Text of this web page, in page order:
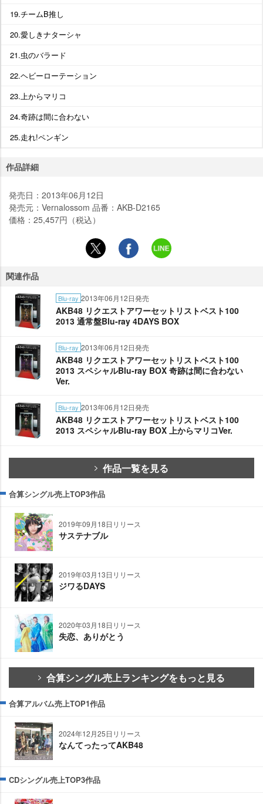
19.チームB推し
20.愛しきナターシャ
21.虫のバラード
22.ヘビーローテーション
23.上からマリコ
24.奇跡は間に合わない
25.走れ!ペンギン
作品詳細
発売日：2013年06月12日
発売元：Vernalossom 品番：AKB-D2165
価格：25,457円（税込）
関連作品
Blu-ray 2013年06月12日発売
AKB48 リクエストアワーセットリストベスト100
2013 通常盤Blu-ray 4DAYS BOX
Blu-ray 2013年06月12日発売
AKB48 リクエストアワーセットリストベスト100
2013 スペシャルBlu-ray BOX 奇跡は間に合わない
Ver.
Blu-ray 2013年06月12日発売
AKB48 リクエストアワーセットリストベスト100
2013 スペシャルBlu-ray BOX 上からマリコVer.
作品一覧を見る
合算シングル売上TOP3作品
2019年09月18日リリース
サステナブル
2019年03月13日リリース
ジワるDAYS
2020年03月18日リリース
失恋、ありがとう
合算シングル売上ランキングをもっと見る
合算アルバム売上TOP1作品
2024年12月25日リリース
なんてったってAKB48
CDシングル売上TOP3作品